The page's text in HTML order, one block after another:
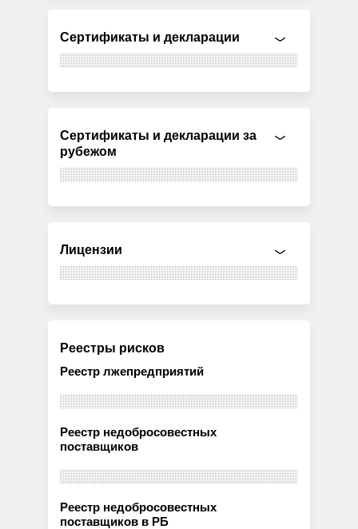
Сертификаты и декларации
Сертификаты и декларации за
рубежом
Лицензии
Реестры рисков
Реестр лжепредприятий
Реестр недобросовестных
поставщиков
Реестр недобросовестных
поставщиков в РБ